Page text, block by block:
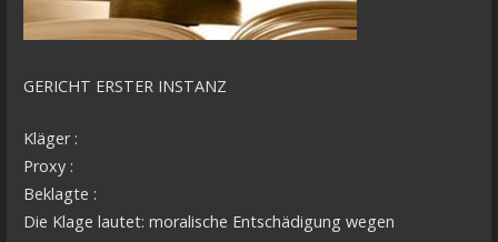
GERICHT ERSTER INSTANZ
Kläger :
Proxy :
Beklagte :
Die Klage lautet: moralische Entschädigung wegen